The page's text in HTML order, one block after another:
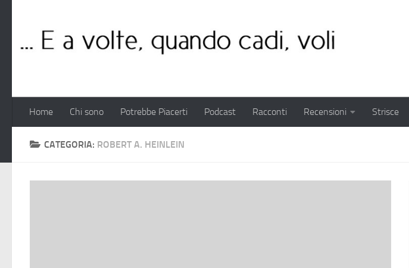
Home Chi sono Potrebbe Piacerti Podcast Racconti Recensioni Strisce
CATEGORIA: ROBERT A. HEINLEIN